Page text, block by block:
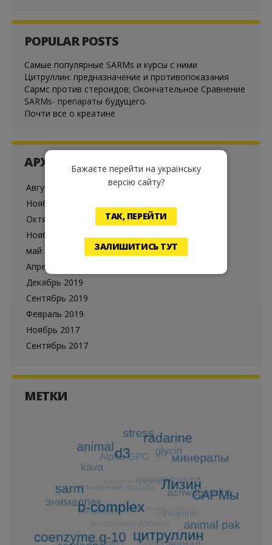
POPULAR POSTS
Cамые популярные SARMs и курсы с ними
Цитруллин: предназначение и противопоказания
Сармс против стероидов; Окончательное Сравнение
SARMs- препараты будущего.
Почти все о креатине
АРХИВ
Август 2024
Ноябрь 2021
Октябрь 2021
Ноябрь 2020
май 2020
Апрель 2020
Декабрь 2019
Сентябрь 2019
Февраль 2019
Ноябрь 2017
Сентябрь 2017
МЕТКИ
Бажаєте перейти на українську
версію сайту?
ТАК, ПЕРЕЙТИ
ЗАЛИШИТИСЬ ТУТ